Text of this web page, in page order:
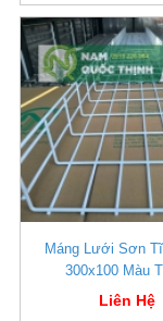
Máng Lưới Sơn
300x100 Màu
Liên Hệ